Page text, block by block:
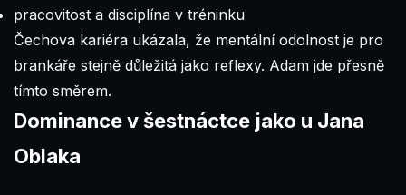
pracovitost a disciplína v tréninku
Čechova kariéra ukázala, že mentální odolnost je pro
brankáře stejně důležitá jako reflexy. Adam jde přesně
tímto směrem.
Dominance v šestnáctce jako u Jana
Oblaka